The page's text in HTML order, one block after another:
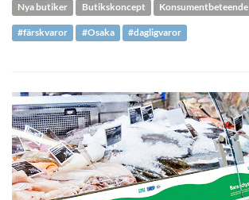
Nya butiker Butikskoncept Konsumentbeteende
#färskvaror #Osaka #dagligvaror